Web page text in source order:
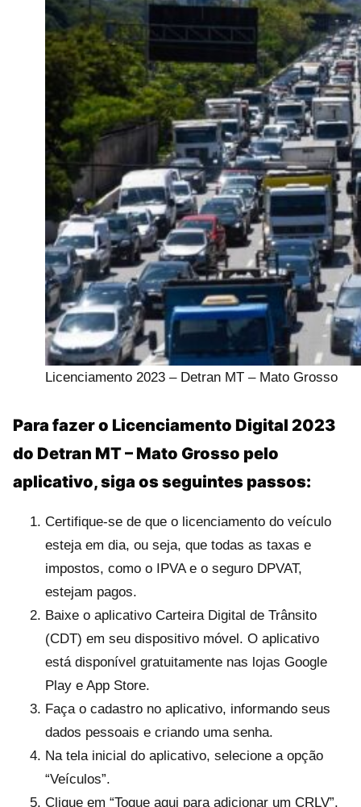
Licenciamento 2023 – Detran MT – Mato Grosso
Para fazer o Licenciamento Digital 2023
do Detran MT – Mato Grosso pelo
aplicativo, siga os seguintes passos:
Certifique-se de que o licenciamento do veículo
esteja em dia, ou seja, que todas as taxas e
impostos, como o IPVA e o seguro DPVAT,
estejam pagos.
Baixe o aplicativo Carteira Digital de Trânsito
(CDT) em seu dispositivo móvel. O aplicativo
está disponível gratuitamente nas lojas Google
Play e App Store.
Faça o cadastro no aplicativo, informando seus
dados pessoais e criando uma senha.
Na tela inicial do aplicativo, selecione a opção
“Veículos”.
Clique em “Toque aqui para adicionar um CRLV”.